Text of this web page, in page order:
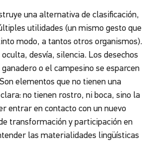
una alternativa de clasificación,
utilidades (un mismo gesto que
modo, a tantos otros organismos).
desvía, silencia. Los desechos
o el campesino se esparcen
Son elementos que no tienen una
no tienen rostro, ni boca, sino la
entrar en contacto con un nuevo
transformación y participación en
las materialidades lingüísticas